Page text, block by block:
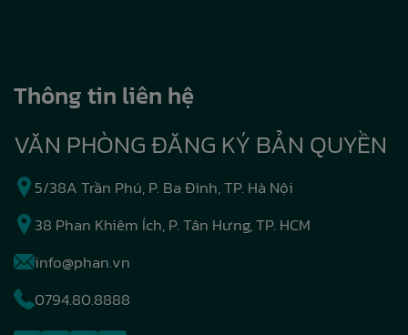
Thông tin liên hệ
VĂN PHÒNG ĐĂNG KÝ BẢN QUYỀN
5/38A Trần Phú, P. Ba Đình, TP. Hà Nội
38 Phan Khiêm Ích, P. Tân Hưng, TP. HCM
info@phan.vn
0794.80.8888